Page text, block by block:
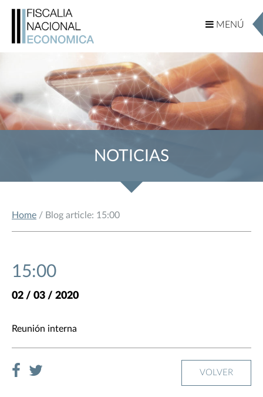
MENÚ
MENÚ
NOTICIAS
Home / Blog article: 15:00
15:00
02 / 03 / 2020
Reunión interna
VOLVER